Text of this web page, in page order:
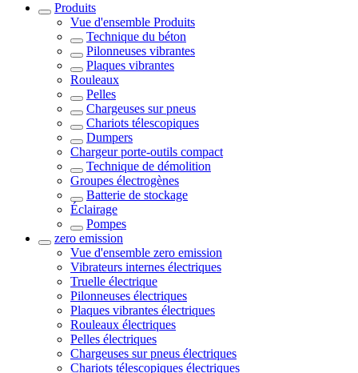
Produits
Vue d'ensemble Produits
Technique du béton
Pilonneuses vibrantes
Plaques vibrantes
Rouleaux
Pelles
Chargeuses sur pneus
Chariots télescopiques
Dumpers
Chargeur porte-outils compact
Technique de démolition
Groupes électrogènes
Batterie de stockage
Éclairage
Pompes
zero emission
Vue d'ensemble zero emission
Vibrateurs internes électriques
Truelle électrique
Pilonneuses électriques
Plaques vibrantes électriques
Rouleaux électriques
Pelles électriques
Chargeuses sur pneus électriques
Chariots télescopiques électriques